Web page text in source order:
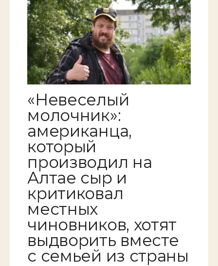
«Невеселый
молочник»:
американца,
который
производил на
Алтае сыр и
критиковал
местных
чиновников, хотят
выдворить вместе
с семьей из страны